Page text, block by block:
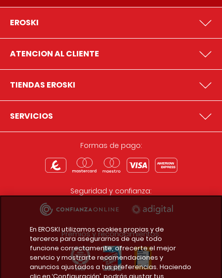
EROSKI
ATENCION AL CLIENTE
TIENDAS EROSKI
SERVICIOS
Formas de pago:
Seguridad y confianza:
Premios y reconocimientos:
En EROSKI utilizamos cookies propias y de
terceros para asegurarnos de que todo
funcione correctamente, ofrecerte el mejor
servicio y mostrarte recomendaciones y
anuncios ajustados a tus preferencias. Haciendo
clic en ‘Configuración’, podrás ajustar tus